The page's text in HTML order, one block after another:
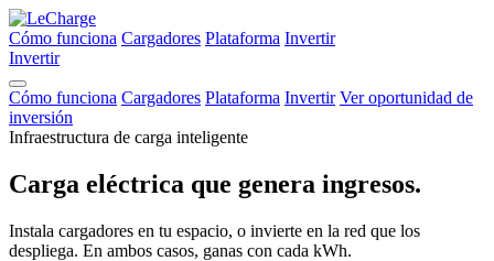
Cómo funciona Cargadores Plataforma Invertir
Invertir
Cómo funciona Cargadores Plataforma Invertir Ver oportunidad de
inversión
Infraestructura de carga inteligente
Carga eléctrica que genera ingresos.
Instala cargadores en tu espacio, o invierte en la red que los
despliega. En ambos casos, ganas con cada kWh.